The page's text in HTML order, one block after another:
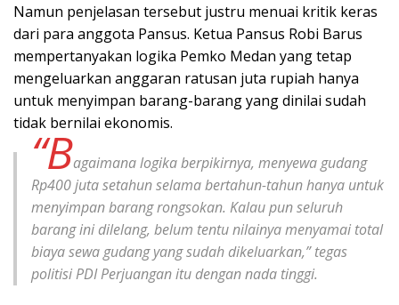
Namun penjelasan tersebut justru menuai kritik keras
dari para anggota Pansus. Ketua Pansus Robi Barus
mempertanyakan logika Pemko Medan yang tetap
mengeluarkan anggaran ratusan juta rupiah hanya
untuk menyimpan barang-barang yang dinilai sudah
tidak bernilai ekonomis.
“Bagaimana logika berpikirnya, menyewa gudang
Rp400 juta setahun selama bertahun-tahun hanya untuk
menyimpan barang rongsokan. Kalau pun seluruh
barang ini dilelang, belum tentu nilainya menyamai total
biaya sewa gudang yang sudah dikeluarkan,” tegas
politisi PDI Perjuangan itu dengan nada tinggi.